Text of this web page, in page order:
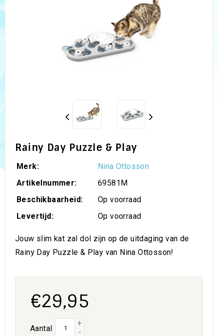
Rainy Day Puzzle & Play
Merk:
Nina Ottosson
Artikelnummer:
69581M
Beschikbaarheid:
Op voorraad
Levertijd:
Op voorraad
Jouw slim kat zal dol zijn op de uitdaging van de
Rainy Day Puzzle & Play van Nina Ottosson!
€29,95
Aantal
+
-